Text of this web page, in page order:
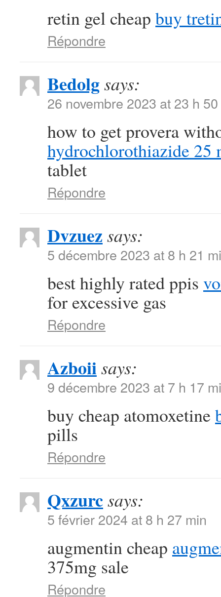
retin gel cheap buy
Répondre
Bedolgsays:
26 novembre 2023 at 23 h
how to get provera
hydrochlorothiazide 25
tablet
Répondre
Dvzuez says:
5 décembre 2023 at 8 h 21
best highly rated ppis
for excessive gas
Répondre
Azboiisays:
9 décembre 2023 at 7 h 17
buy cheap atomoxetine
pills
Répondre
Qxzurcsays:
5 février 2024 at 8 h 27 min
augmentin cheap
375mg sale
Répondre